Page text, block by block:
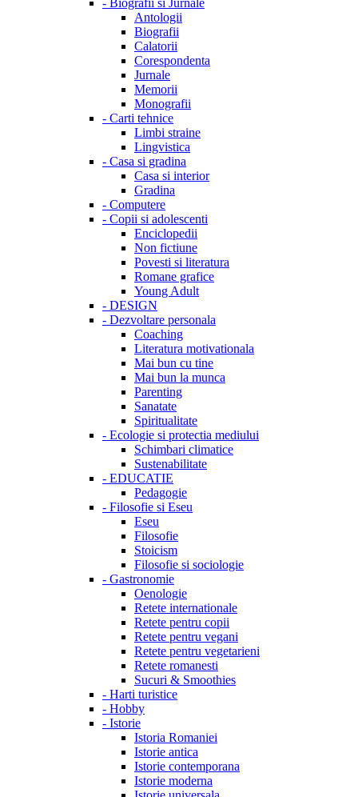
- Biografii si Jurnale
Antologii
Biografii
Calatorii
Corespondenta
Jurnale
Memorii
Monografii
- Carti tehnice
Limbi straine
Lingvistica
- Casa si gradina
Casa si interior
Gradina
- Computere
- Copii si adolescenti
Enciclopedii
Non fictiune
Povesti si literatura
Romane grafice
Young Adult
- DESIGN
- Dezvoltare personala
Coaching
Literatura motivationala
Mai bun cu tine
Mai bun la munca
Parenting
Sanatate
Spiritualitate
- Ecologie si protectia mediului
Schimbari climatice
Sustenabilitate
- EDUCATIE
Pedagogie
- Filosofie si Eseu
Eseu
Filosofie
Stoicism
Filosofie si sociologie
- Gastronomie
Oenologie
Retete internationale
Retete pentru copii
Retete pentru vegani
Retete pentru vegetarieni
Retete romanesti
Sucuri & Smoothies
- Harti turistice
- Hobby
- Istorie
Istoria Romaniei
Istorie antica
Istorie contemporana
Istorie moderna